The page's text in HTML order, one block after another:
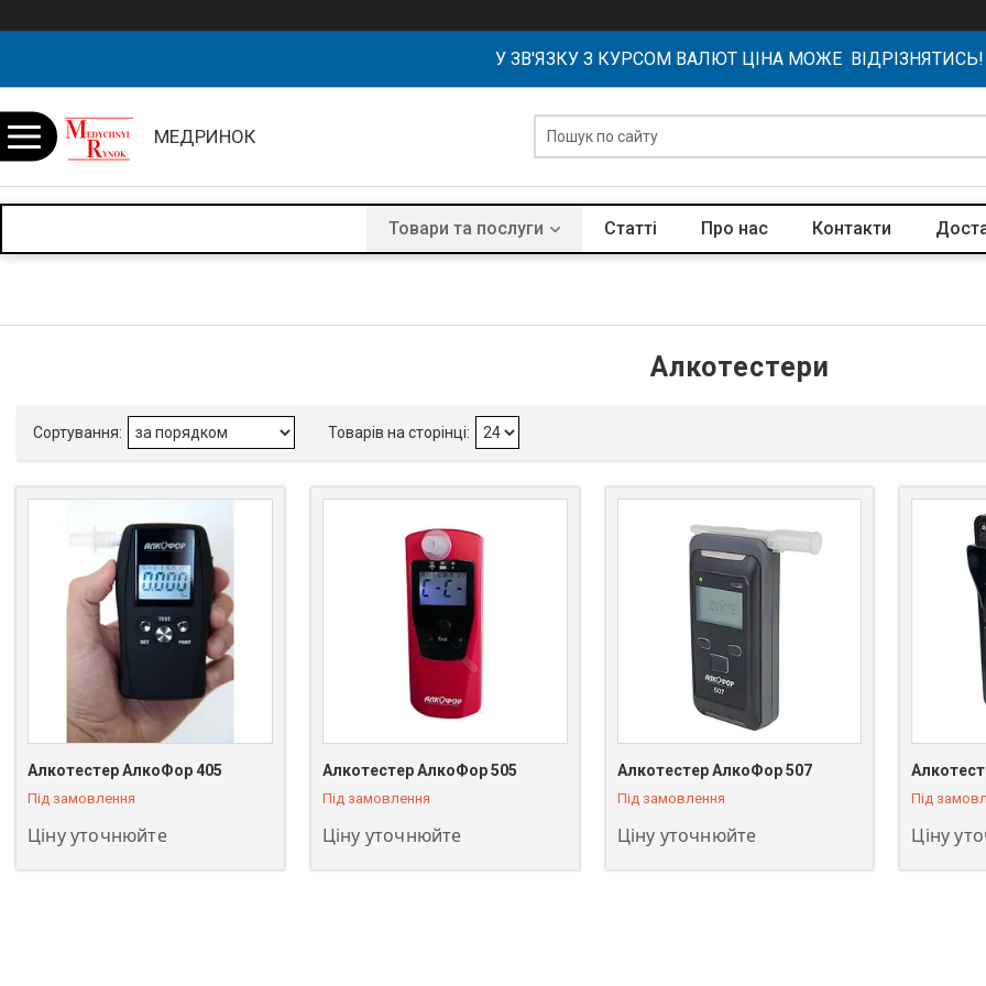
У ЗВ'ЯЗКУ З КУРСОМ ВАЛЮТ ЦІНА МОЖЕ ВІДРІЗНЯТИСЬ!
МЕДРИНОК
Товари та послуги Статті Про нас Контакти
Алкотестери
Алкотестер АлкоФор 405
Під замовлення
Ціну уточнюйте
+380 (63) 811-08-59 Алкотестер АлкоФор 505
Під замовлення
Ціну уточнюйте
+380 (63) 811-08-59 Алкотестер АлкоФор 507
Під замовлення
Ціну уточнюйте
+380 (63) 811-08-59
Під
Ціну
+380 (63)